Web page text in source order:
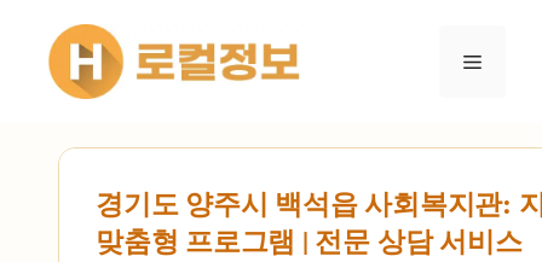
건너뛰기
메뉴
경기도 양주시 백석읍 사회복지관:
맞춤형 프로그램 | 전문 상담 서비스